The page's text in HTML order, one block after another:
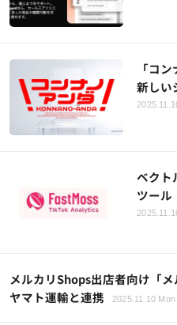
「コ
新しい
ベクト
ツール
メルカリShops出店者向け「
ヤマト運輸と連携
2025.11.10